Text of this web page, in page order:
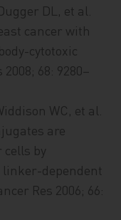
DL, et al.
cancer with
cytotoxic
68: 9280–
WC, et al.
are
by
dependent
Res 2006; 66: